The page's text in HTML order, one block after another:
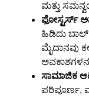
ಮತ್ತು
ಫೋಸ್ಟರ್ಸ್
ಹಿಡಿದು ಬಾಲ್
ಮೈದಾನವು
ಸಾಮಾಜಿಕ
ಪರಿಪೂರ್ಣ,